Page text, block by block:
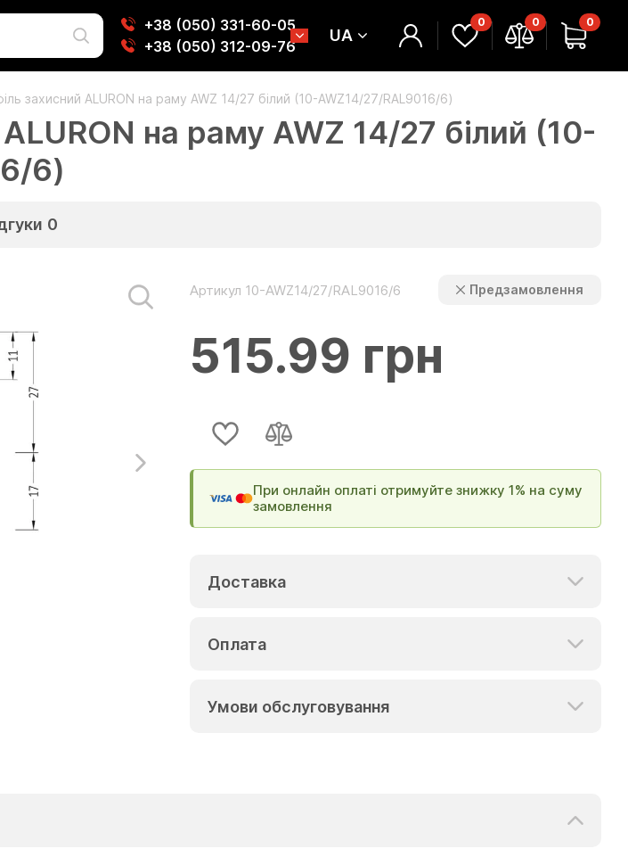
+38 (050) 331-60-05
+38 (050) 312-09-76
UA
0 0 0
захисний ALURON на раму AWZ 14/27 білий (10-AWZ14/27/RAL9016/6)
на раму AWZ 14/27 білий (10-
6)
0
Артикул 10-AWZ14/27/RAL9016/6 Предзамовлення
515.99 грн
При онлайн оплаті отримуйте знижку 1% на суму
замовлення
Доставка
Оплата
Умови обслуговування